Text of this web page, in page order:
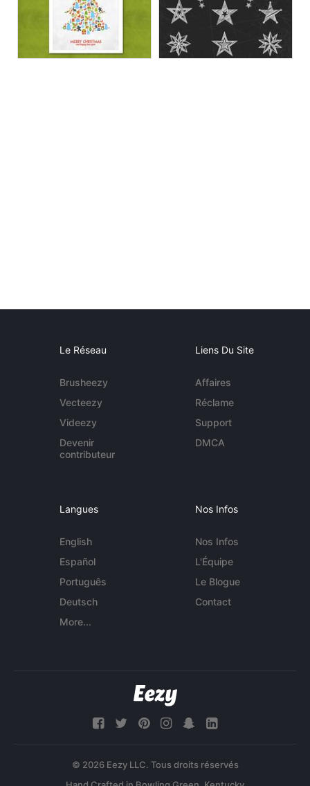
Le Réseau
Brusheezy
Vecteezy
Videezy
Devenir
contributeur
Liens Du Site
Affaires
Réclame
Support
DMCA
Langues
English
Español
Português
Deutsch
More...
Nos Infos
Nos Infos
L'Équipe
Le Blogue
Contact
© 2026 Eezy LLC. Tous droits réservés